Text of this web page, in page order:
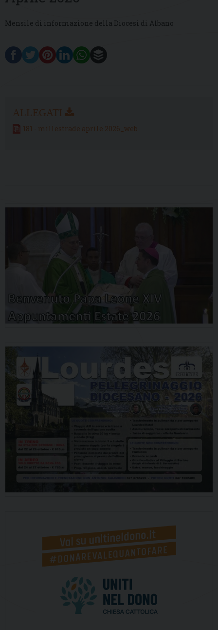
Mensile di informazione della Diocesi di Albano
181 - millestrade aprile 2026_web